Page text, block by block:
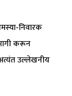
निवारक
करून
अत्यंत उल्लेखनीय